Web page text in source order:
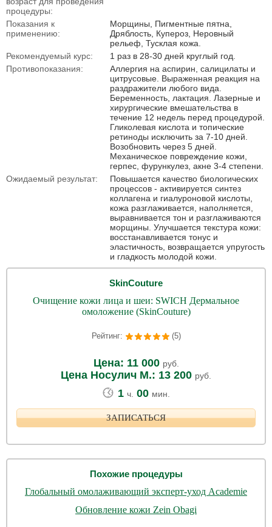
процедуры:
Показания к
применению:
Морщины, Пигментные пятна,
Дряблость, Купероз, Неровный
рельеф, Тусклая кожа.
Рекомендуемый курс:
1 раз в 28-30 дней круглый год.
Противопоказания:
Аллергия на аспирин, салицилаты и
цитрусовые. Выраженная реакция на
раздражители любого вида.
Беременность, лактация. Лазерные и
хирургические вмешательства в
течение 12 недель перед процедурой.
Гликолевая кислота и топические
ретиноды исключить за 7-10 дней.
Возобновить через 5 дней.
Механическое повреждение кожи,
герпес, фурункулез, акне 3-4 степени.
Ожидаемый результат:
Повышается качество биологических
процессов - активируется синтез
коллагена и гиалуроновой кислоты,
кожа разглаживается, наполняется,
выравнивается тон и разглаживаются
морщины. Улучшается текстура кожи:
восстанавливается тонус и
эластичность, возвращается упругость
и гладкость молодой кожи.
SkinCouture
Очищение кожи лица и шеи: SWICH Дермальное
омоложение (SkinCouture)
Рейтинг: (5)
Цена: 11 000 руб.
Цена Носулич М.: 13 200 руб.
1 ч. 00 мин.
ЗАПИСАТЬСЯ
Похожие процедуры
Глобальный омолаживающий эксперт-уход Academie
Обновление кожи Zein Obagi